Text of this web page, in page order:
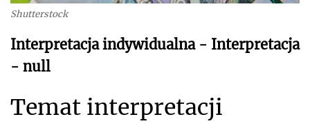
Shutterstock
Interpretacja indywidualna - Interpretacja
- null
Temat interpretacji